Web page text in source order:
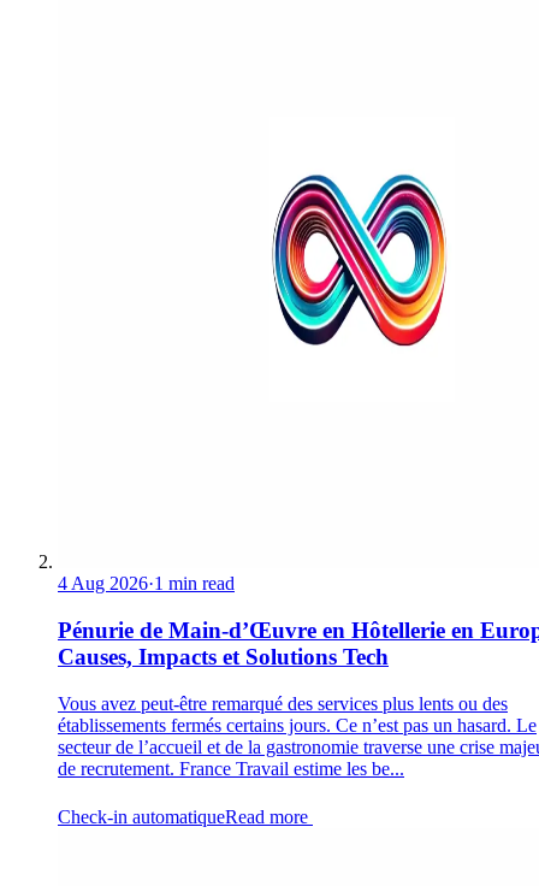
4 Aug 2026·1 min read
Pénurie de Main-d’Œuvre en Hôtellerie en
Causes, Impacts et Solutions Tech
Vous avez peut-être remarqué des services plus lents ou des
établissements fermés certains jours. Ce n’est pas un hasard. Le
secteur de l’accueil et de la gastronomie traverse une crise
de recrutement. France Travail estime les be...
Check-in automatiqueRead more